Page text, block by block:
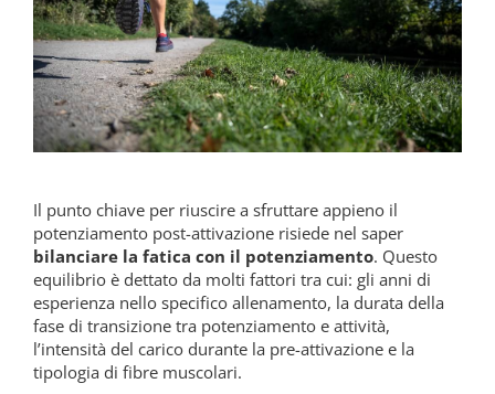
Il punto chiave per riuscire a sfruttare appieno il
potenziamento post-attivazione risiede nel saper
bilanciare la fatica con il potenziamento. Questo
equilibrio è dettato da molti fattori tra cui: gli anni di
esperienza nello specifico allenamento, la durata della
fase di transizione tra potenziamento e attività,
l’intensità del carico durante la pre-attivazione e la
tipologia di fibre muscolari.